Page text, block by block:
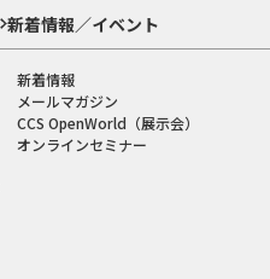
新着情報／イベント
新着情報
メールマガジン
CCS OpenWorld（展示会）
オンラインセミナー